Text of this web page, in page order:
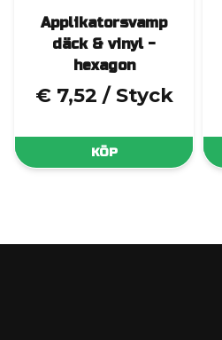
Applikatorsvamp
däck & vinyl -
hexagon
€ 7,52 / Styck
KÖP